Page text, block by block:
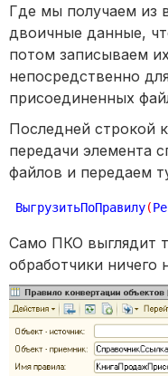
Где мы получаем из
двоичные данные,
потом записываем
непосредственно
присоединенных
Последней строкой
передачи элемента
файлов и передаем
ВыгрузитьПоПравилу(
Само ПКО выглядит
обработчики ничего